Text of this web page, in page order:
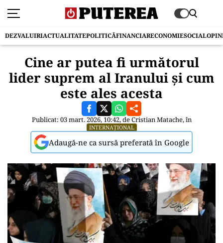
DEZVALUIRIACTUALITATEPOLITICĂFINANCIARECONOMIESOCIAL
Cine ar putea fi următorul
lider suprem al Iranului și cum
este ales acesta
Publicat: 03 mart. 2026, 10:42, deCristian Matache, în
INTERNAȚIONAL
Adaugă-ne ca sursă preferată în Google